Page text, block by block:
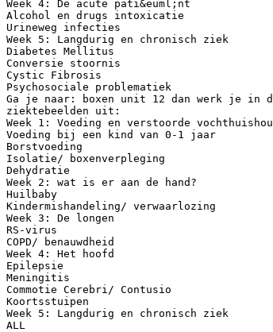
Week 4: De acute pati&euml;nt
Alcohol en drugs intoxicatie
Urineweg infecties
Week 5: Langdurig en chronisch ziek
Diabetes Mellitus
Conversie stoornis
Cystic Fibrosis
Psychosociale problematiek
Ga je naar: boxen unit 12 dan werk je in
ziektebeelden uit:
Week 1: Voeding en verstoorde
Voeding bij een kind van 0-1 jaar
Borstvoeding
Isolatie/ boxenverpleging
Dehydratie
Week 2: wat is er aan de hand?
Huilbaby
Kindermishandeling/ verwaarlozing
Week 3: De longen
RS-virus
COPD/ benauwdheid
Week 4: Het hoofd
Epilepsie
Meningitis
Commotie Cerebri/ Contusio
Koortsstuipen
Week 5: Langdurig en chronisch ziek
ALL